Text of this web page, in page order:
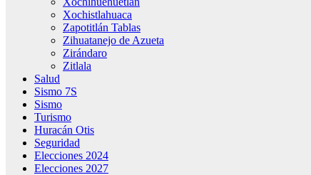
Xochistlahuaca
Zapotitlán Tablas
Zihuatanejo de Azueta
Zirándaro
Zitlala
Salud
Sismo 7S
Sismo
Turismo
Huracán Otis
Seguridad
Elecciones 2024
Elecciones 2027